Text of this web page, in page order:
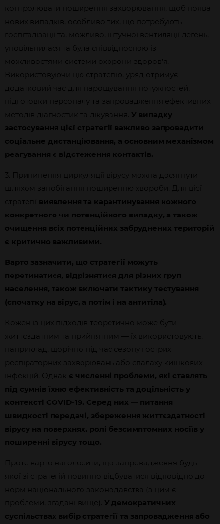
контролювати поширення захворювання, щоб поява
нових випадків, особливо тих, що потребують
госпіталізації та, можливо, штучної вентиляції легень,
уповільнилася та була співвідносною із
можливостями системи охорони здоров’я.
Використовуючи цю стратегію, уряд отримує
додатковий час для нарощування потужностей,
підготовки персоналу та запровадження ефективних
методів діагностик та лікування. У випадку
застосування цієї стратегії важливо запровадити
соціальне дистанціювання, а основним механізмом
реагування є відстеження контактів.
3. Припинення циркуляції вірусу можна досягнути
шляхом запобігання поширенню хвороби. Для цієї
стратегії
виявлення та карантинування кожного
конкретного чи потенційного випадку, а також
очищення всіх потенційних забруднених територій
є критично важливими.
Варто зазначити, що стратегії можуть
перетинатися, відрізнятися для різних груп
населення, також включати тактику тестування
(спочатку на вірус, а потім і на антитіла).
Кожен із цих підходів теоретично може бути
життєздатним та прийнятним — їх використовують,
наприклад, щорічно під час сезону гострих
респіраторних захворювань або спалаху кишкових
інфекцій. Однак є численні проблеми, які ставлять
під сумнів їхню ефективність та доцільність у
контексті COVID-19. Серед них — питання
швидкості передачі, збереження життєздатності
вірусу на поверхнях, ролі безсимптомних носіїв у
поширенні вірусу тощо.
Проте варто наголосити, що запровадження будь-
якої зі стратегій повинно відбуватися відповідно до
норм національного законодавства (з цим є
проблеми, згадані вище). У демократичних
суспільствах вибір стратегії та запровадження або